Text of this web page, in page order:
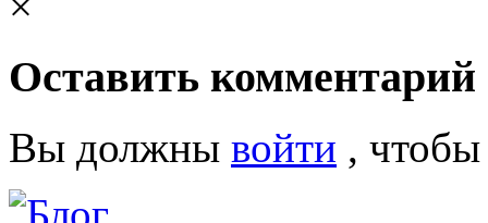
Оставить комментарий
Вы должны войти ,